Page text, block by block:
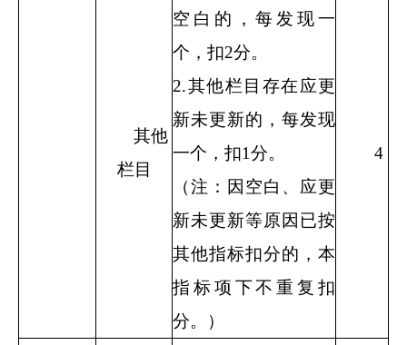
其他
栏目
空白的，每发现一
个，扣2分。
2.其他栏目存在应更
新未更新的，每发现
一个，扣1分。
（注：因空白、应更
新未更新等原因已按
其他指标扣分的，本
指标项下不重复扣
分。）
4